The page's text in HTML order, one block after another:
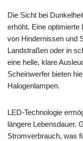
Die Sicht bei
erhöht. Eine optimierte
von Hindernissen und
Landstraßen oder in
eine helle, klare
Scheinwerfer bieten
Halogenlampen.
LED-Technologie
längere Lebensdauer.
Stromverbrauch, was